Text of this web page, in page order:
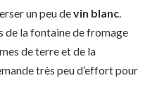
un peu devin blanc
de la fontaine de fromage
de terre et de la
très peu d’effort pour